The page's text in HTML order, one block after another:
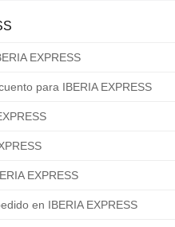
EXPRESS
para IBERIA EXPRESS
EXPRESS
en IBERIA EXPRESS